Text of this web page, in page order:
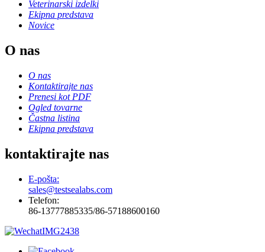
Veterinarski izdelki
Ekipna predstava
Novice
O nas
O nas
Kontaktirajte nas
Prenesi kot PDF
Ogled tovarne
Častna listina
Ekipna predstava
kontaktirajte nas
E-pošta:
sales@testsealabs.com
Telefon:
86-13777885335/86-57188600160